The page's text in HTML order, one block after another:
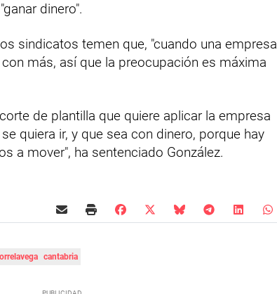
dinero".
sindicatos temen que, "cuando una empresa
más, así que la preocupación es máxima
de plantilla que quiere aplicar la empresa
quiera ir, y que sea con dinero, porque hay
a mover", ha sentenciado González.
cantabria